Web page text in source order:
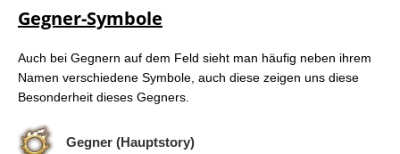
Gegner-Symbole
Auch bei Gegnern auf dem Feld sieht man häufig neben ihrem
Namen verschiedene Symbole, auch diese zeigen uns diese
Besonderheit dieses Gegners.
Gegner (Hauptstory)